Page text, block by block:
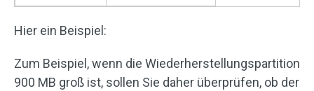
Hier ein Beispiel:
Zum Beispiel, wenn die Wiederherstellungspartition
900 MB groß ist, sollen Sie daher überprüfen, ob der